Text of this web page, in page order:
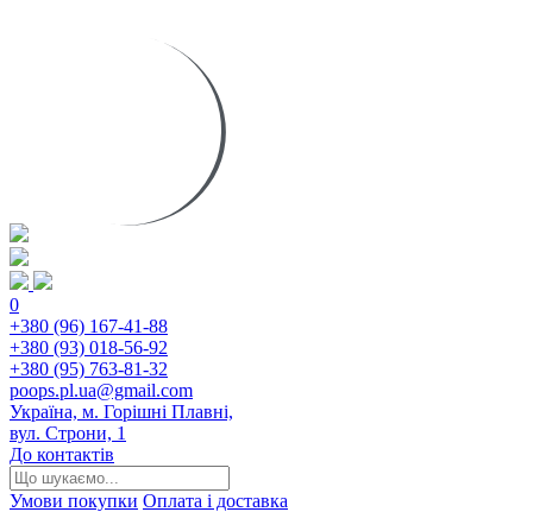
0
+380 (96) 167-41-88
+380 (93) 018-56-92
+380 (95) 763-81-32
poops.pl.ua@gmail.com
Україна, м. Горішні Плавні,
вул. Строни, 1
До контактів
Умови покупки Оплата і доставка